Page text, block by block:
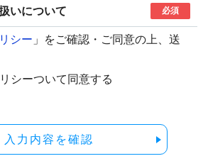
いについて 必須
シー 」をご確認・ご同意の上、送
シーついて同意する
入力内容を確認